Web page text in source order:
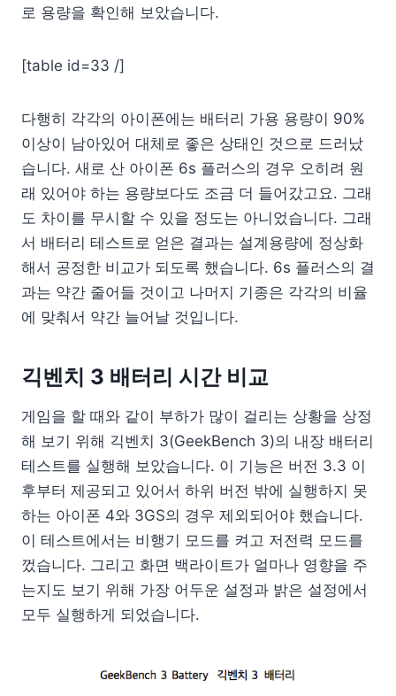
로 용량을 확인해 보았습니다.
[table id=33 /]
다행히 각각의 아이폰에는 배터리 가용 용량이 90%
이상이 남아있어 대체로 좋은 상태인 것으로 드러났
습니다. 새로 산 아이폰 6s 플러스의 경우 오히려 원
래 있어야 하는 용량보다도 조금 더 들어갔고요. 그래
도 차이를 무시할 수 있을 정도는 아니었습니다. 그래
서 배터리 테스트로 얻은 결과는 설계용량에 정상화
해서 공정한 비교가 되도록 했습니다. 6s 플러스의 결
과는 약간 줄어들 것이고 나머지 기종은 각각의 비율
에 맞춰서 약간 늘어날 것입니다.
긱벤치 3 배터리 시간 비교
게임을 할 때와 같이 부하가 많이 걸리는 상황을 상정
해 보기 위해 긱벤치 3(GeekBench 3)의 내장 배터리
테스트를 실행해 보았습니다. 이 기능은 버전 3.3 이
후부터 제공되고 있어서 하위 버전 밖에 실행하지 못
하는 아이폰 4와 3GS의 경우 제외되어야 했습니다.
이 테스트에서는 비행기 모드를 켜고 저전력 모드를
껐습니다. 그리고 화면 백라이트가 얼마나 영향을 주
는지도 보기 위해 가장 어두운 설정과 밝은 설정에서
모두 실행하게 되었습니다.